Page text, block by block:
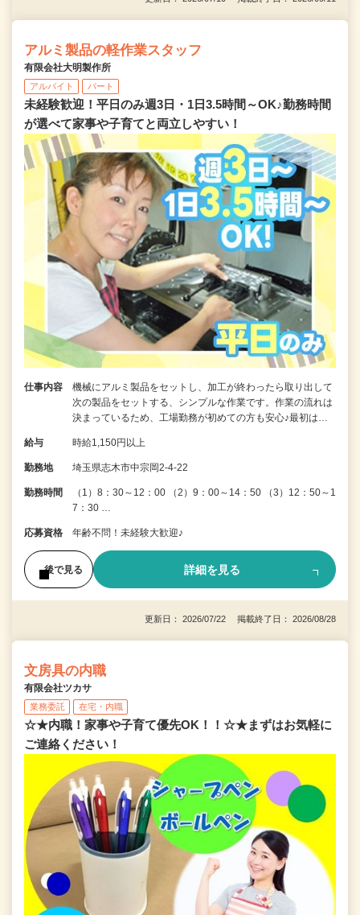
アルミ製品の軽作業スタッフ
有限会社大明製作所
アルバイト パート
未経験歓迎！平日のみ週3日・1日3.5時間～OK♪勤務時間
が選べて家事や子育てと両立しやすい！
仕事内容
機械にアルミ製品をセットし、加工が終わったら取り出して
次の製品をセットする、シンプルな作業です。作業の流れは
決まっているため、工場勤務が初めての方も安心♪最初は…
給与 時給1,150円以上
勤務地 埼玉県志木市中宗岡2-4-22
勤務時間
（1）8：30～12：00 （2）9：00～14：50 （3）12：50～1
7：30 …
応募資格 年齢不問！未経験大歓迎♪
後で見る 詳細を見る
更新日： 2026/07/22 掲載終了日： 2026/08/28
文房具の内職
有限会社ツカサ
業務委託 在宅・内職
☆★内職！家事や子育て優先OK！！☆★まずはお気軽に
ご連絡ください！